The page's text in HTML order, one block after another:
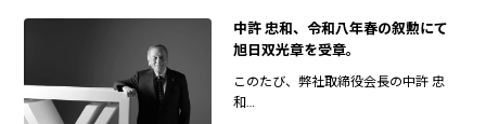
中許 忠和、令和八年春の叙勲にて
旭日双光章を受章。
このたび、弊社取締役会長の中許 忠
和…